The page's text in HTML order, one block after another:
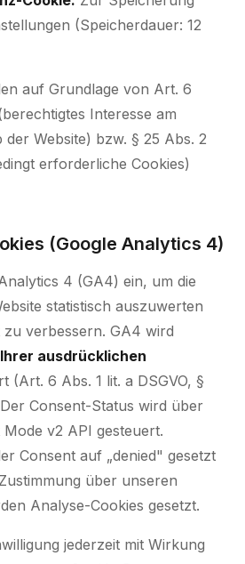
(Speicherdauer: 12
auf Grundlage von Art. 6
Interesse am
Website) bzw. § 25 Abs. 2
erforderliche Cookies)
(Google Analytics 4)
4 (GA4) ein, um die
statistisch auszuwerten
verbessern. GA4 wird
ausdrücklichen
(Art. 6 Abs. 1 lit. a DSGVO, §
Consent-Status wird über
v2 API gesteuert.
Consent auf „denied" gesetzt
über unseren
Analyse-Cookies gesetzt.
jederzeit mit Wirkung